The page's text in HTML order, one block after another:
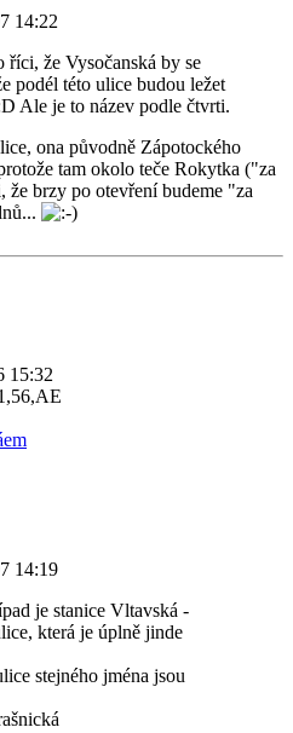
14:22
říci, že Vysočanská by se
podél této ulice budou ležet
Ale je to název podle čtvrti.
ona původně Zápotockého
tam okolo teče Rokytka ("za
brzy po otevření budeme "za
15:32
14:19
je stanice Vltavská -
která je úplně jinde
stejného jména jsou